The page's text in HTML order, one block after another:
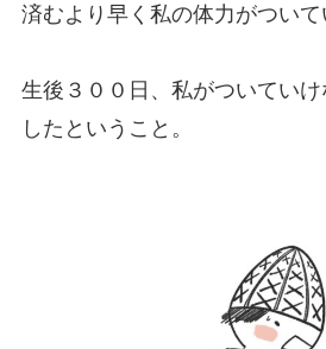
済むより早く私の体力がついて
生後３００日、私がついてい
したということ。